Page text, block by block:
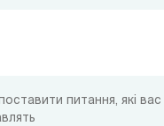
питання, які вас